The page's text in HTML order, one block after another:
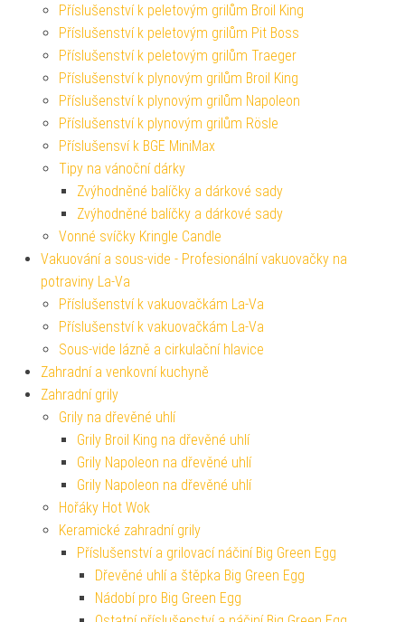
Příslušenství k peletovým grilům Broil King
Příslušenství k peletovým grilům Pit Boss
Příslušenství k peletovým grilům Traeger
Příslušenství k plynovým grilům Broil King
Příslušenství k plynovým grilům Napoleon
Příslušenství k plynovým grilům Rösle
Příslušensví k BGE MiniMax
Tipy na vánoční dárky
Zvýhodněné balíčky a dárkové sady
Zvýhodněné balíčky a dárkové sady
Vonné svíčky Kringle Candle
Vakuování a sous-vide - Profesionální vakuovačky na
potraviny La-Va
Příslušenství k vakuovačkám La-Va
Příslušenství k vakuovačkám La-Va
Sous-vide lázně a cirkulační hlavice
Zahradní a venkovní kuchyně
Zahradní grily
Grily na dřevěné uhlí
Grily Broil King na dřevěné uhlí
Grily Napoleon na dřevěné uhlí
Grily Napoleon na dřevěné uhlí
Hořáky Hot Wok
Keramické zahradní grily
Příslušenství a grilovací náčiní Big Green Egg
Dřevěné uhlí a štěpka Big Green Egg
Nádobí pro Big Green Egg